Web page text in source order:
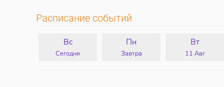
Расписание событий
Вс
Сегодня
Пн
Завтра
Вт
11 Авг